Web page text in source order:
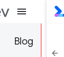
Blog